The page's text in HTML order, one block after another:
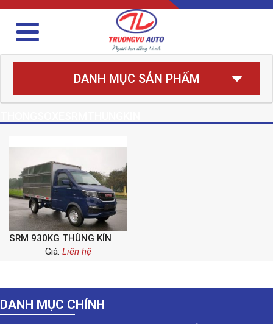
DANH MỤC SẢN PHẨM
SRM 930KG THÙNG KÍN
Giá: Liên hệ
DANH MỤC CHÍNH